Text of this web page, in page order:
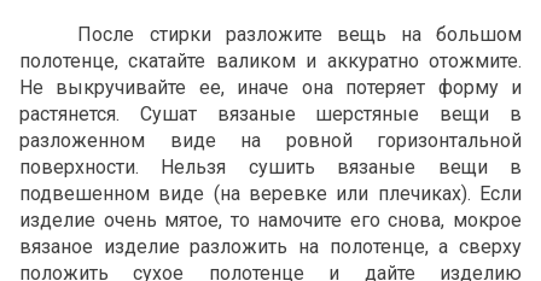
После стирки разложите вещь на большом
полотенце, скатайте валиком и аккуратно отожмите.
Не выкручивайте ее, иначе она потеряет форму и
растянется. Сушат вязаные шерстяные вещи в
разложенном виде на ровной горизонтальной
поверхности. Нельзя сушить вязаные вещи в
подвешенном виде (на веревке или плечиках). Если
изделие очень мятое, то намочите его снова, мокрое
вязаное изделие разложить на полотенце, а сверху
положить сухое полотенце и дайте изделию